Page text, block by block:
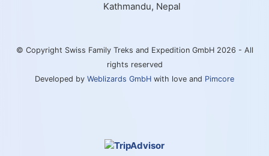
Kathmandu, Nepal
© Copyright Swiss Family Treks and Expedition GmbH 2026 - All
rights reserved
Developed by Weblizards GmbH with love and Pimcore